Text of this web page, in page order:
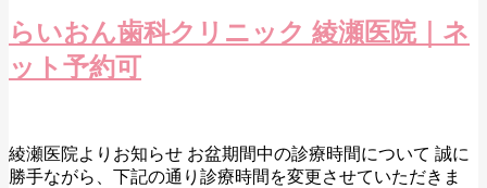
らいおん歯科クリニック 綾瀬医院｜ネ
ット予約可
綾瀬医院よりお知らせ お盆期間中の診療時間について 誠に
勝手ながら、下記の通り診療時間を変更させていただきま